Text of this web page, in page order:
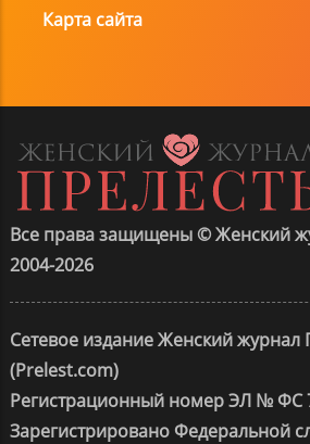
Карта сайта
Все права защищены © Женский
2004-2026
Сетевое издание Женский журнал
(Prelest.com)
Регистрационный номер ЭЛ № ФС
Зарегистрировано Федеральной